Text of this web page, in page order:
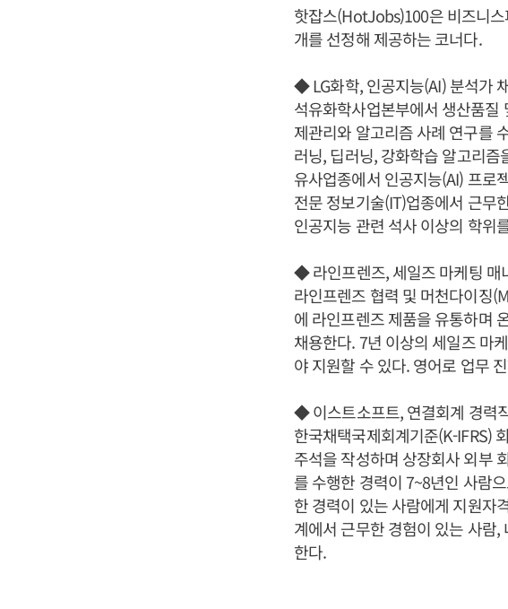
핫잡스(HotJobs)100은 비즈니
개를 선정해 제공하는 코너다.
◆ LG화학, 인공지능(AI) 분석가
석유화학사업본부에서 생산품
제관리와 알고리즘 사례 연구를
러닝, 딥러닝, 강화학습 알고리
유사업종에서 인공지능(AI) 프로
전문 정보기술(IT)업종에서 근무
인공지능 관련 석사 이상의 학위
◆ 라인프렌즈, 세일즈 마케팅 매
라인프렌즈 협력 및 머천다이징
에 라인프렌즈 제품을 유통하며
채용한다. 7년 이상의 세일즈 마
야 지원할 수 있다. 영어로 업무
◆ 이스트소프트, 연결회계 경력
한국채택국제회계기준(K-IFRS)
주석을 작성하며 상장회사 외부
를 수행한 경력이 7~8년인 사람
한 경력이 있는 사람에게 지원자
계에서 근무한 경험이 있는 사람
한다.